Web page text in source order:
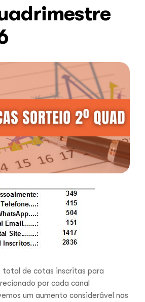
total de cotas inscritas para
por cada canal
um aumento considerável nas